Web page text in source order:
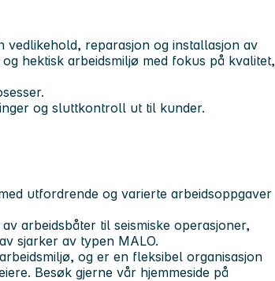
vedlikehold, reparasjon og installasjon av
hektisk arbeidsmiljø med fokus på kvalitet,
og sluttkontroll ut til kunder.
utfordrende og varierte arbeidsoppgaver
arbeidsbåter til seismiske operasjoner,
sjarker av typen MALO.
og er en fleksibel organisasjon
Besøk gjerne vår hjemmeside på